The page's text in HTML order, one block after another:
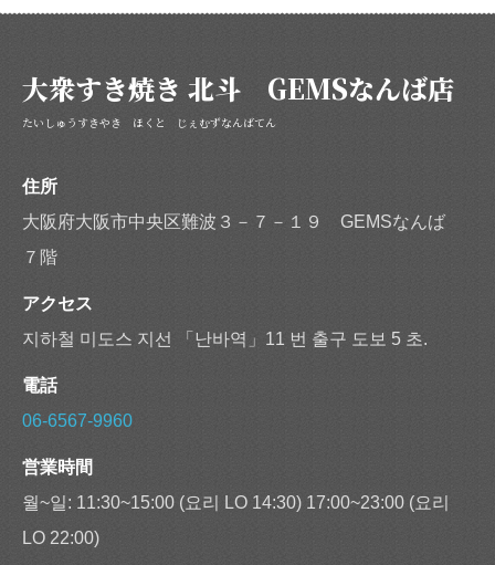
大衆すき焼き 北斗 GEMSなんば店
たいしゅうすきやき ほくと じぇむずなんばてん
住所
大阪府大阪市中央区難波３－７－１９ GEMSなんば
７階
アクセス
지하철 미도스 지선 「난바역」11 번 출구 도보 5 초.
電話
06-6567-9960
営業時間
월~일: 11:30~15:00 (요리 LO 14:30) 17:00~23:00 (요리
LO 22:00)
お店情報をコピー